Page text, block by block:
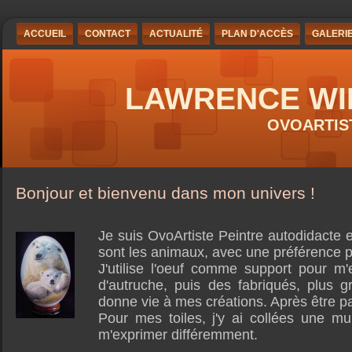
ACCUEIL CONTACT ACTUALITÉ PLAN D'ACCÈS
LAWRENCE
Bonjour et bienvenu dans mon univers !
Je suis OvoArtiste Peintre autodidacte
sont les animaux, avec une préférence
J'utilise l'oeuf comme support pour
d'autruche, puis des fabriqués, plus
donne vie à mes créations. Après être
Pour mes toiles, j'y ai collées une
m'exprimer différemment.